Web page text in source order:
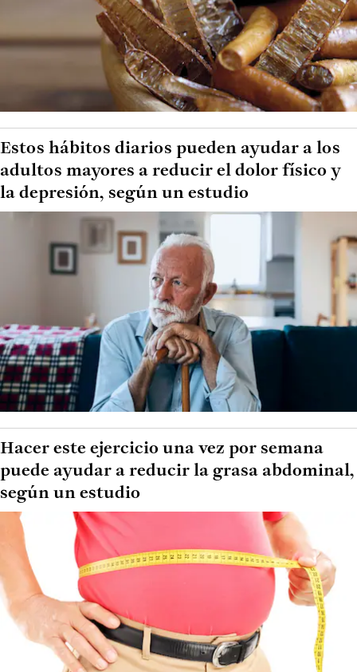
Estos hábitos diarios pueden ayudar a los
adultos mayores a reducir el dolor físico y
la depresión, según un estudio
Hacer este ejercicio una vez por semana
puede ayudar a reducir la grasa abdominal,
según un estudio